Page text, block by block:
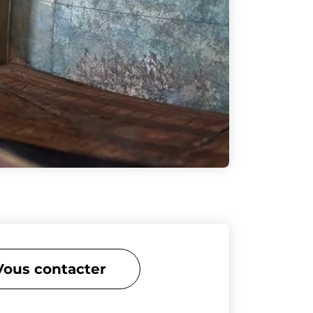
contacter